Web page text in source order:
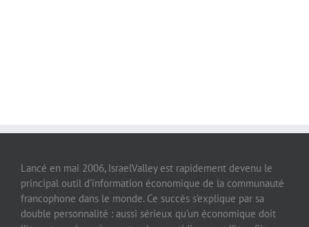
Lancé en mai 2006, IsraelValley est rapidement devenu le
principal outil d’information économique de la communauté
francophone dans le monde. Ce succès s’explique par sa
double personnalité : aussi sérieux qu’un économique doit